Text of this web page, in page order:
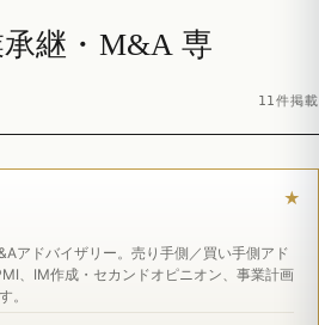
継・M&A 専
11件掲載
アドバイザリー。売り手側／買い手側アド
、IM作成・セカンドオピニオン、事業計画
。